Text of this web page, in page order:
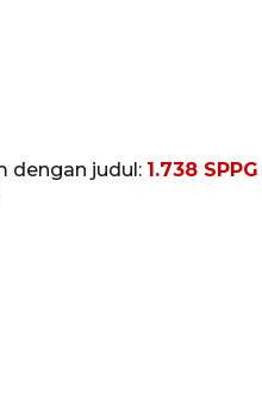
dengan judul: 1.738